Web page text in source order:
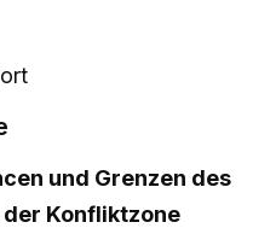
und Grenzen des
Konfliktzone